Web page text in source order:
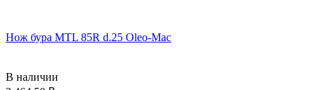
Нож бура MTL 85R d.25 Oleo-Mac
В наличии